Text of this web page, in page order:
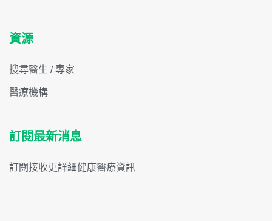
資源
搜尋醫生 / 專家
醫療機構
訂閱最新消息
訂閱接收更詳細健康醫療資訊